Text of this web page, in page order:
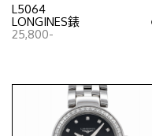
L5064
LONGINES錶
25,800-